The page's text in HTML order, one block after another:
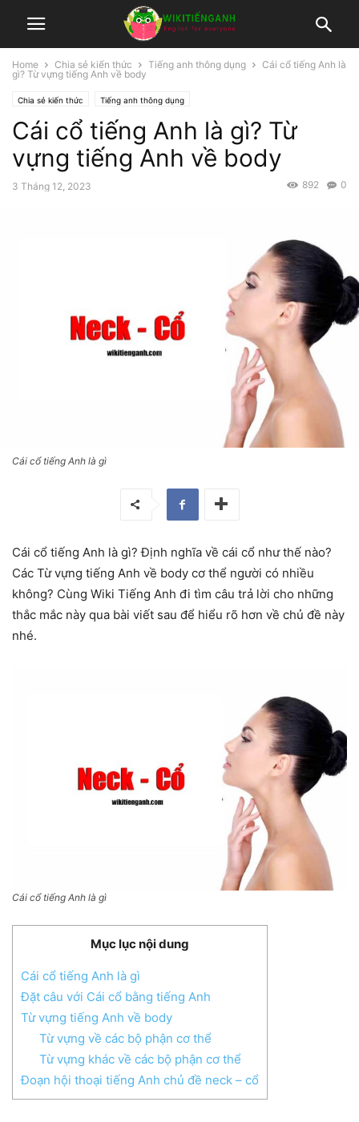
Home Chia sẻ kiến thức Tiếng anh thông dụng
Cái cổ tiếng Anh là
gì? Từ vựng tiếng Anh về body
Chia sẻ kiến thức Tiếng anh thông dụng
Cái cổ tiếng Anh là gì? Từ
vựng tiếng Anh về body
3 Tháng 12, 2023 0
892
Cái cổ tiếng Anh là gì
Cái cổ tiếng Anh là gì? Định nghĩa về cái cổ như thế nào?
Các Từ vựng tiếng Anh về body cơ thể người có nhiều
không? Cùng Wiki Tiếng Anh đi tìm câu trả lời cho những
thắc mắc này qua bài viết sau để hiểu rõ hơn về chủ đề này
nhé.
Cái cổ tiếng Anh là gì
Mục lục nội dung
Cái cổ tiếng Anh là gì
Đặt câu với Cái cổ bằng tiếng Anh
Từ vựng tiếng Anh về body
Từ vựng về các bộ phận cơ thể
Từ vựng khác về các bộ phận cơ thể
Đoạn hội thoại tiếng Anh chủ đề neck – cổ